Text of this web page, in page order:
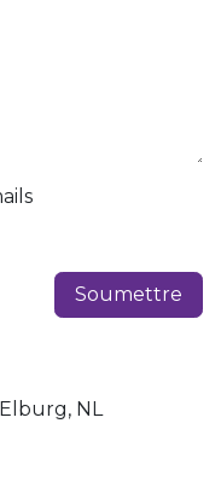
Soumettre
NL